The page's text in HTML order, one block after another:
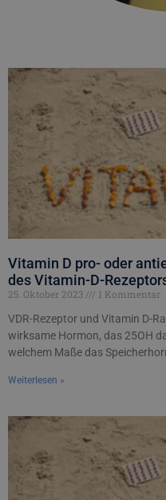
Vitamin D pro- oder
des Vitamin-D-
25. Oktober 2023
1 Kommentar
VDR-Rezeptor und Vitamin D-
wirksame Hormon, das 25OH
welchem Maße das
Weiterlesen »